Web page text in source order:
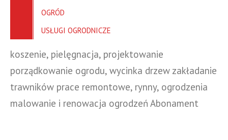
OGRÓD
USŁUGI OGRODNICZE
koszenie, pielęgnacja, projektowanie
porządkowanie ogrodu, wycinka drzew zakładanie
trawników prace remontowe, rynny, ogrodzenia
malowanie i renowacja ogrodzeń Abonament